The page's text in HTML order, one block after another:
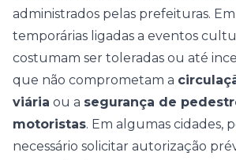
administrados pelas prefeituras.
temporárias ligadas a eventos
costumam ser toleradas ou até
que não comprometam a
viária ou a segurança de
motoristas. Em algumas cidades,
necessário solicitar autorização